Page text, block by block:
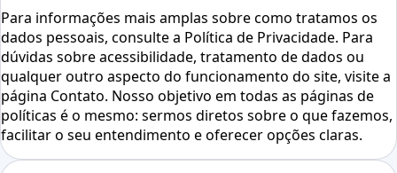
Para informações mais amplas sobre como tratamos os
dados pessoais, consulte a Política de Privacidade. Para
dúvidas sobre acessibilidade, tratamento de dados ou
qualquer outro aspecto do funcionamento do site, visite a
página Contato. Nosso objetivo em todas as páginas de
políticas é o mesmo: sermos diretos sobre o que fazemos,
facilitar o seu entendimento e oferecer opções claras.